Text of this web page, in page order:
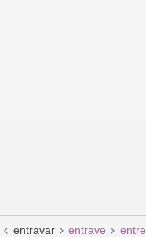
entravar entrave entre